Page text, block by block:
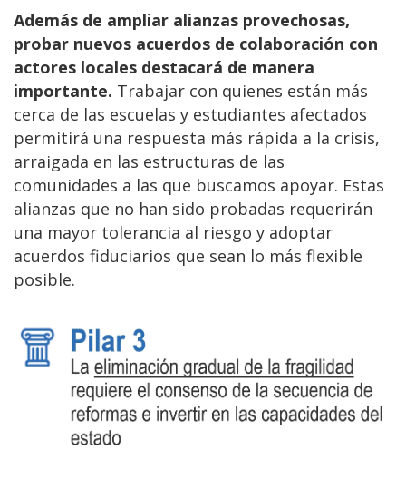
Además de ampliar alianzas provechosas,
probar nuevos acuerdos de colaboración con
actores locales destacará de manera
importante. Trabajar con quienes están más
cerca de las escuelas y estudiantes afectados
permitirá una respuesta más rápida a la crisis,
arraigada en las estructuras de las
comunidades a las que buscamos apoyar. Estas
alianzas que no han sido probadas requerirán
una mayor tolerancia al riesgo y adoptar
acuerdos fiduciarios que sean lo más flexible
posible.